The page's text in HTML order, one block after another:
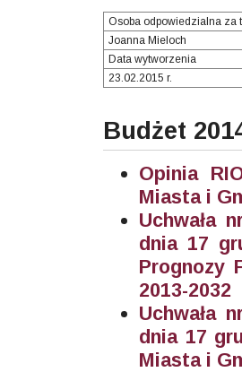
Osoba odpowiedzialna za
Joanna Mieloch
Data wytworzenia
23.02.2015 r.
Budżet
Opinia
Miasta i
Uchwała
dnia 17
Prognozy
2013-2032
Uchwała
dnia 17
Miasta i